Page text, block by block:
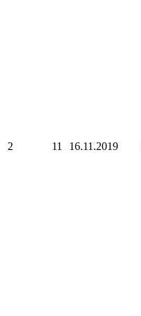
2 11 16.11.2019